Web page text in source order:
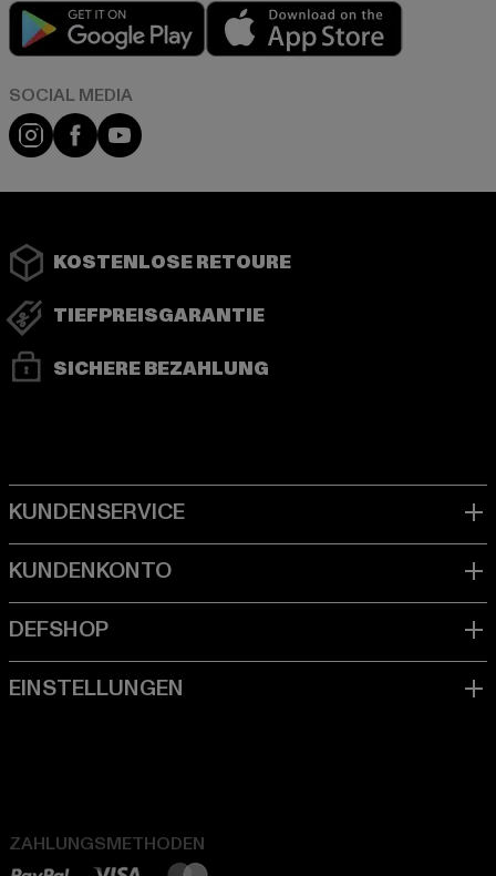
Play market
Instagram
FacebookYouTube
KOSTENLOSE RETOURE
TIEFPREISGARANTIE
SICHERE BEZAHLUNG
ZAHLUNGSMETHODEN